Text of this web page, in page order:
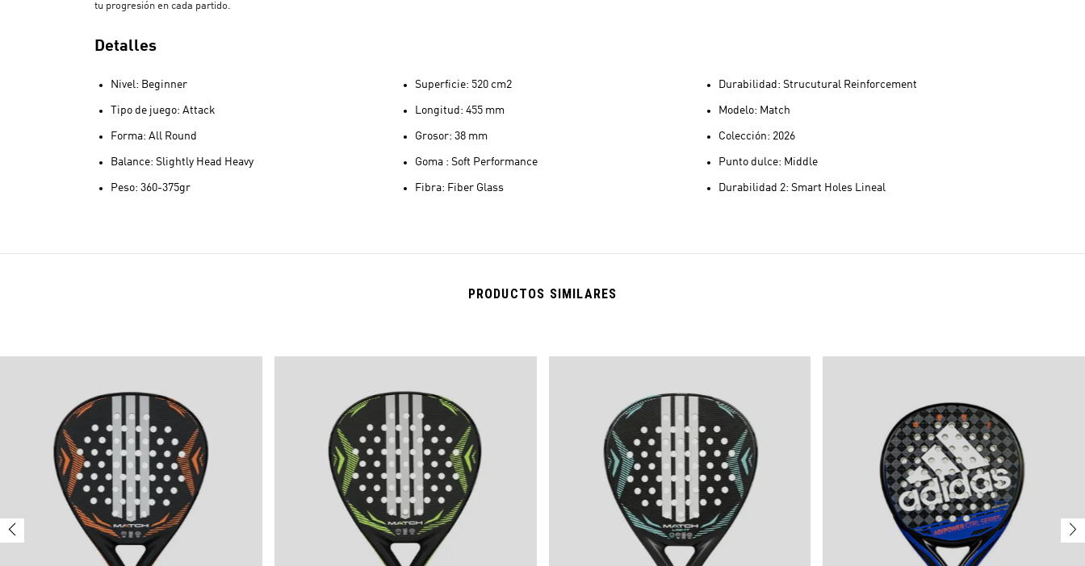
tu progresión en cada partido.
Detalles
Nivel: Beginner
Tipo de juego: Attack
Forma: All Round
Balance: Slightly Head Heavy
Peso: 360-375gr
Superficie: 520 cm2
Longitud: 455 mm
Grosor: 38 mm
Goma : Soft Performance
Fibra: Fiber Glass
Durabilidad: Strucutural Reinforcement
Modelo: Match
Colección: 2026
Punto dulce: Middle
Durabilidad 2: Smart Holes Lineal
PRODUCTOS SIMILARES